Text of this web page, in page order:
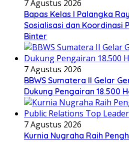
7 Agustus 2026
Bapas Kelas I Palangka
Sosialisasi dan Koordinasi
Binter
7 Agustus 2026
BBWS Sumatera II Gelar
Dukung Pengairan 18.500
7 Agustus 2026
Kurnia Nugraha Raih